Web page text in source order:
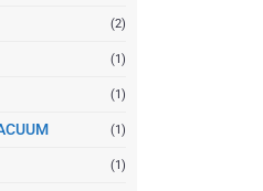
(2)
(1)
(1)
(1)
(1)